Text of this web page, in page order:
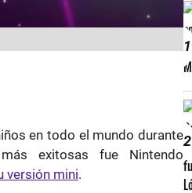
en todo el mundo durante
exitosas fue Nintendo
versión mini.
1
2